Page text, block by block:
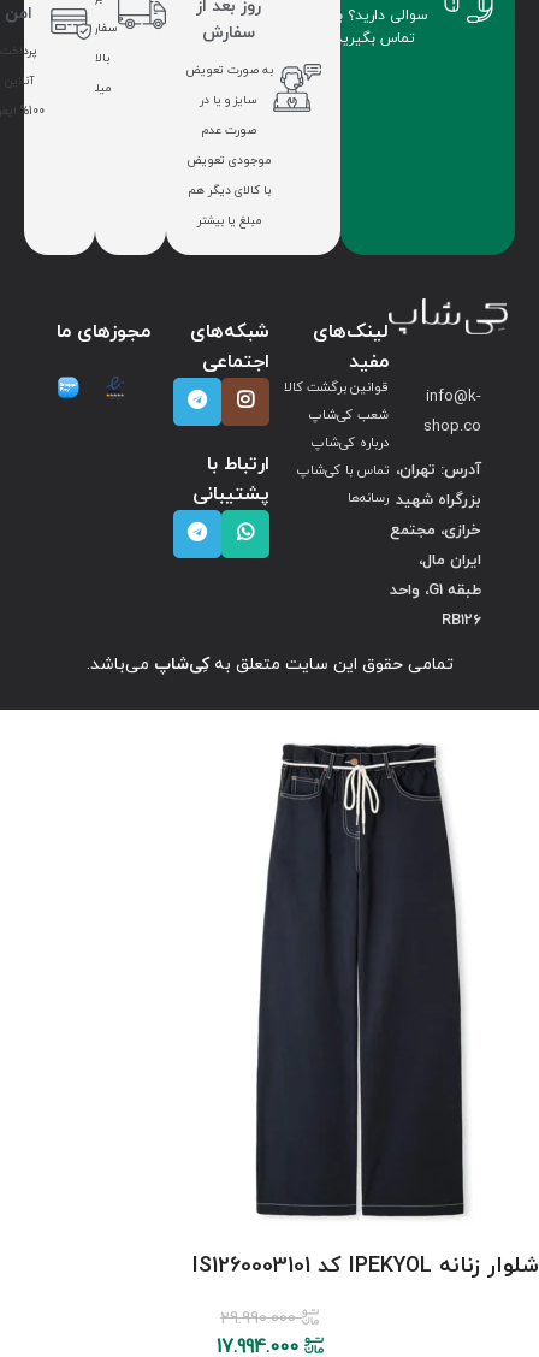
سوالی دارید؟ با ما
تماس بگیرید.
روز بعد از
سفارش
به صورت تعویض
سایز و یا در
صورت عدم
موجودی تعویض
با کالای دیگر هم
مبلغ یا بیشتر
سفارشات
میلیون
امن
پرداخت
آنلاین
100% ایمن
info@k-
shop.co
آدرس: تهران،
بزرگراه شهید
خرازی، مجتمع
ایران مال،
طبقه G1، واحد
RB126
لینک‌های
مفید
قوانین برگشت کالا
شعب کی‌شاپ
درباره کی‌شاپ
تماس با کی‌شاپ
رسانه‌ها
شبکه‌های
اجتماعی
ارتباط با
پشتیبانی
مجوزهای ما
تمامی حقوق این سایت متعلق بهکِی‌شاپ می‌باشد.
شلوار زنانه IPEKYOL کد IS1260003101
29.990.000
17.994.000